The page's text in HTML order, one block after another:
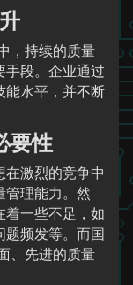
，持续的质量
手段。企业通过
能水平，并不断
要性
激烈的竞争中
管理能力。然
着一些不足，如
题频发等。而国
、先进的质量